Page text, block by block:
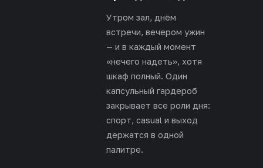
Утром зал, днём
встречи, вечером ужин
— и в каждый момент
«нечего надеть», хотя
шкаф полный. Один
капсульный гардероб
закрывает все роли дня:
спорт, casual и выход
держатся в одной
палитре.